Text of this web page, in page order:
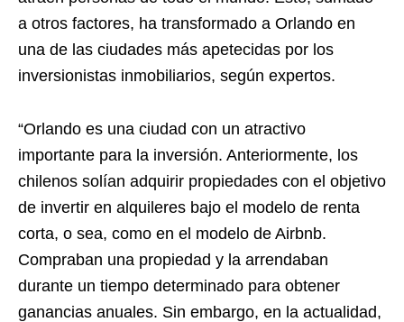
a otros factores, ha transformado a Orlando en
una de las ciudades más apetecidas por los
inversionistas inmobiliarios, según expertos.
“Orlando es una ciudad con un atractivo
importante para la inversión. Anteriormente, los
chilenos solían adquirir propiedades con el objetivo
de invertir en alquileres bajo el modelo de renta
corta, o sea, como en el modelo de Airbnb.
Compraban una propiedad y la arrendaban
durante un tiempo determinado para obtener
ganancias anuales. Sin embargo, en la actualidad,